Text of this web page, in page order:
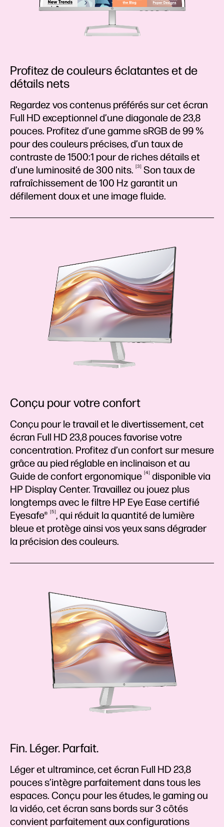
Profitez de couleurs éclatantes et de
détails nets
Regardez vos contenus préférés sur cet écran
Full HD exceptionnel d’une diagonale de 23,8
pouces. Profitez d’une gamme sRGB de 99 %
pour des couleurs précises, d’un taux de
contraste de 1500:1 pour de riches détails et
d’une luminosité de 300 nits. 3
Son taux de
rafraîchissement de 100 Hz garantit un
défilement doux et une image fluide.
Conçu pour votre confort
Conçu pour le travail et le divertissement, cet
écran Full HD 23,8 pouces favorise votre
concentration. Profitez d’un confort sur mesure
grâce au pied réglable en inclinaison et au
Guide de confortergonomique 4
disponible via
HP Display Center. Travaillez ou jouez plus
longtemps avec le filtre HP Eye Ease certifié
Eyesafe®
5 , qui réduit la quantité de lumière
bleue et protège ainsi vos yeux sans dégrader
la précision des couleurs.
Fin. Léger. Parfait.
Léger et ultramince, cet écran Full HD 23,8
pouces s’intègre parfaitement dans tous les
espaces. Conçu pour les études, le gaming ou
la vidéo, cet écran sans bords sur 3 côtés
convient parfaitement aux configurations